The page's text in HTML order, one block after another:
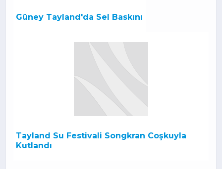
Güney Tayland'da Sel Baskını
Tayland Su Festivali Songkran Coşkuyla
Kutlandı